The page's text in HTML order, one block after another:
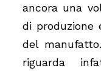
ancora una
di
del
riguarda